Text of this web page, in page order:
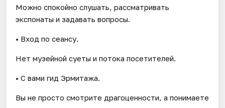
Можно спокойно слушать, рассматривать
экспонаты и задавать вопросы.
• Вход по сеансу.
Нет музейной суеты и потока посетителей.
• С вами гид Эрмитажа.
Вы не просто смотрите драгоценности, а понимаете